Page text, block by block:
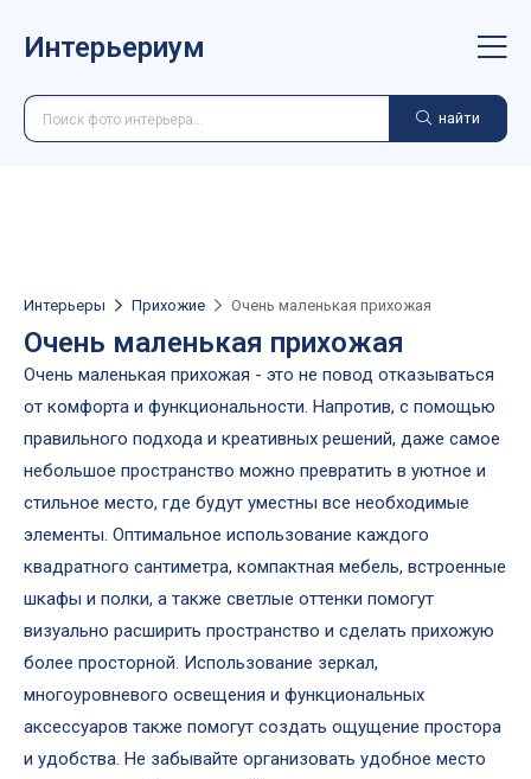
Интерьериум
найти
Интерьеры Прихожие Очень маленькая прихожая
Очень маленькая прихожая
Очень маленькая прихожая - это не повод отказываться
от комфорта и функциональности. Напротив, с помощью
правильного подхода и креативных решений, даже самое
небольшое пространство можно превратить в уютное и
стильное место, где будут уместны все необходимые
элементы. Оптимальное использование каждого
квадратного сантиметра, компактная мебель, встроенные
шкафы и полки, а также светлые оттенки помогут
визуально расширить пространство и сделать прихожую
более просторной. Использование зеркал,
многоуровневого освещения и функциональных
аксессуаров также помогут создать ощущение простора
и удобства. Не забывайте организовать удобное место